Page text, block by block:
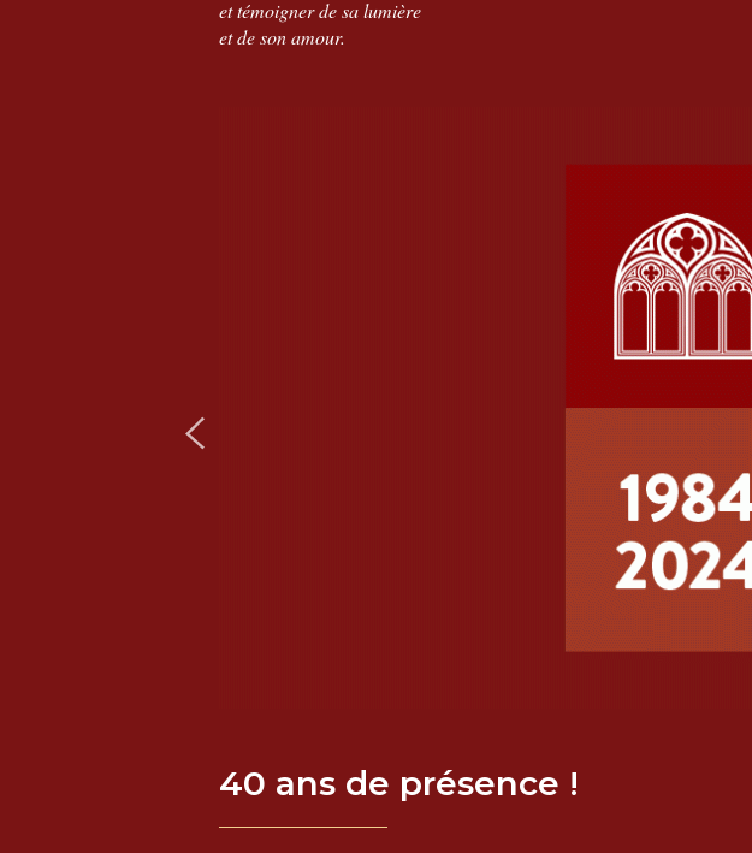
et témoigner de sa lumière
et de son amour.
40 ans de présence !